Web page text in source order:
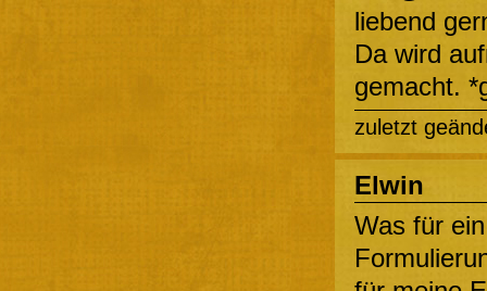
liebend
Da wird
gemacht.
zuletzt
Elwin
Was für